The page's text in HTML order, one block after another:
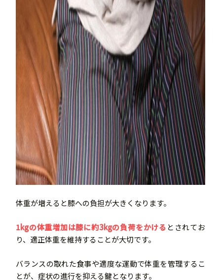
体重が増えると膝への負担が大きくなります。
1kgの体重増加は膝に約3kgの負荷をかける とされてお
り、適正体重を維持することが大切です。
バランスの取れた食事や適度な運動で体重を管理するこ
とが、症状の進行を抑える鍵となります。